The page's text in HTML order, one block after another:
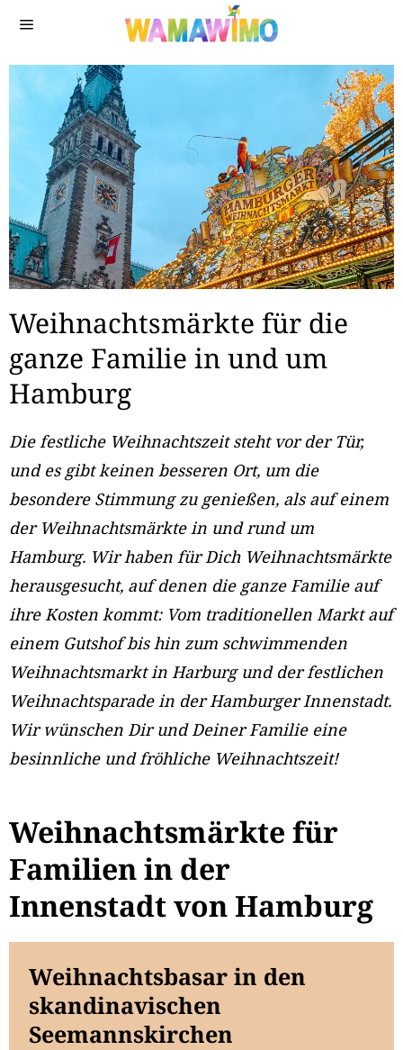
Weihnachtsmärkte für die
ganze Familie in und um
Hamburg
Die festliche Weihnachtszeit steht vor der Tür,
und es gibt keinen besseren Ort, um die
besondere Stimmung zu genießen, als auf einem
der Weihnachtsmärkte in und rund um
Hamburg. Wir haben für Dich Weihnachtsmärkte
herausgesucht, auf denen die ganze Familie auf
ihre Kosten kommt: Vom traditionellen Markt auf
einem Gutshof bis hin zum schwimmenden
Weihnachtsmarkt in Harburg und der festlichen
Weihnachtsparade in der Hamburger Innenstadt.
Wir wünschen Dir und Deiner Familie eine
besinnliche und fröhliche Weihnachtszeit!
Weihnachtsmärkte für
Familien in der
Innenstadt von Hamburg
Weihnachtsbasar in den
skandinavischen
Seemannskirchen